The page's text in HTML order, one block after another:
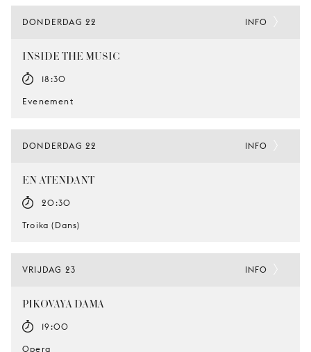
DONDERDAG 22
INSIDE THE MUSIC
18:30
Evenement
INFO
DONDERDAG 22
EN ATENDANT
20:30
Troika (Dans)
INFO
VRIJDAG 23
PIKOVAYA DAMA
19:00
Opera
INFO